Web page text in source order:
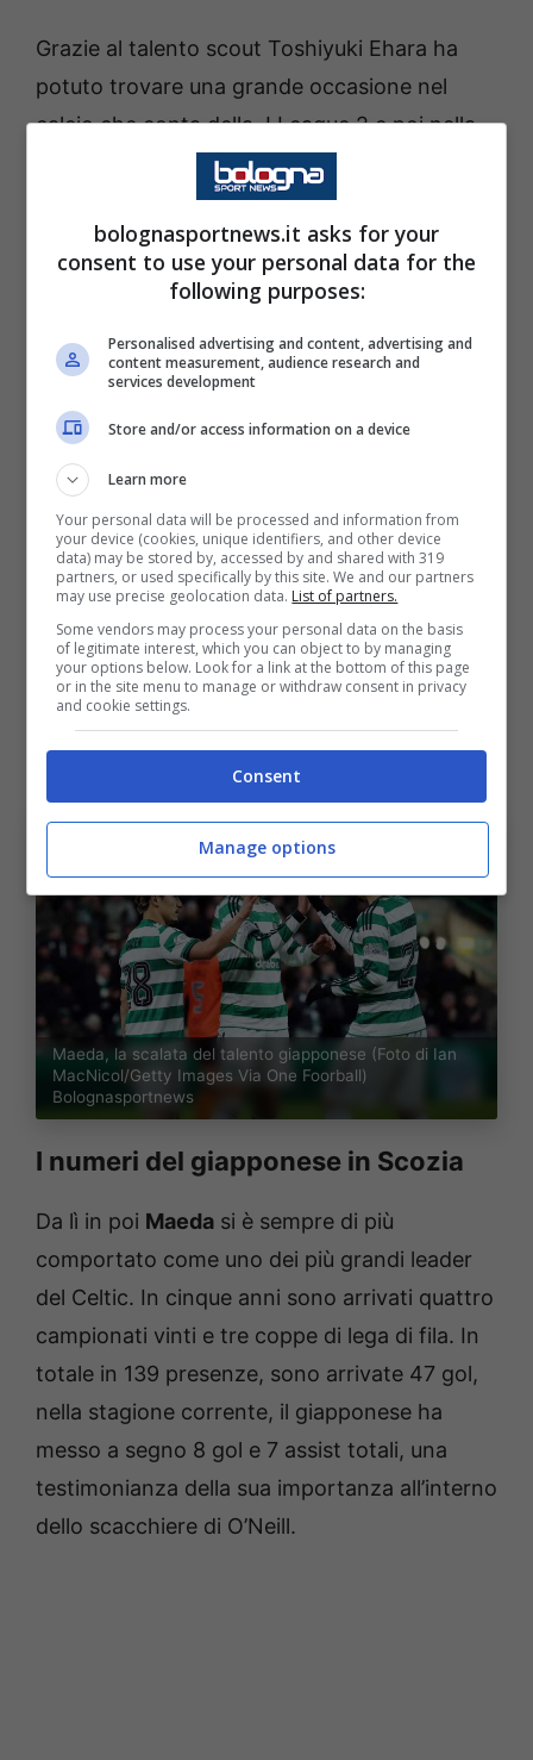
Grazie al talento scout Toshiyuki Ehara ha
potuto trovare una grande occasione nel
calcio che conta della J League 2 e poi nella
serie superiore con la squadra dei
Arriva poi la chiamata nel 2019 del
Maritimo, club della Liga portoghese e dopo
un anno di apprendistato, ritorna in patria al
In patria diventa un idolo per la sua imitazione
al celebre supereroe deimangagiapponesi
Anpanman
molto sporgenti.
Nel gennaio del 2022 c’è l’acquisto da parte
del Celtic,clubsempre attento al mercato
giapponese e un anno dopo al Mondiale del
2022 è uno dei protagonista dell’ottima
spedizione nipponica che hanno eliminato dai
gironi la Germania di Flick.
Maeda, la scalata del talento giapponese (Foto di Ian
MacNicol/Getty Images Via One Foorball)
Bolognasportnews
I numeri del giapponese in Scozia
Da lì in poi Maeda si è sempre di più
comportato come uno dei più grandi leader
del Celtic. In cinque anni sono arrivati quattro
campionati vinti e tre coppe di lega di fila. In
totale in 139 presenze, sono arrivate 47 gol,
nella stagione corrente, il giapponese ha
messo a segno 8 gol e 7 assist totali, una
testimonianza della sua importanza all’interno
dello scacchiere di O’Neill.
bolognasportnews.it asks for your
consent to use your personal data for the
following purposes:
Personalised advertising and content, advertising and
content measurement, audience research and
services development
Store and/or access information on a device
Learn more
Your personal data will be processed and information from
your device (cookies, unique identifiers, and other device
data) may be stored by, accessed by and shared with 319
partners, or used specifically by this site. We and our partners
may use precise geolocation data. List of partners.
Some vendors may process your personal data on the basis
of legitimate interest, which you can object to by managing
your options below. Look for a link at the bottom of this page
or in the site menu to manage or withdraw consent in privacy
and cookie settings.
Consent
Manage options